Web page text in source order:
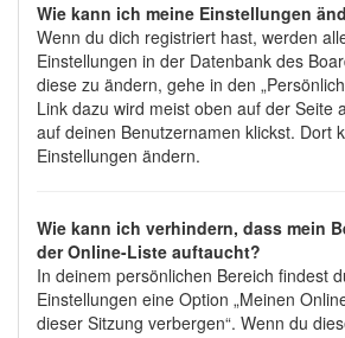
Wie kann ich meine Einstellungen
Wenn du dich registriert hast, werden
Einstellungen in der Datenbank des
diese zu ändern, gehe in den
Link dazu wird meist oben auf der Seite
auf deinen Benutzernamen klickst. Dort
Einstellungen ändern.
Wie kann ich verhindern, dass mein
der Online-Liste auftaucht?
In deinem persönlichen Bereich findest
Einstellungen eine Option „Meinen
dieser Sitzung verbergen“. Wenn du